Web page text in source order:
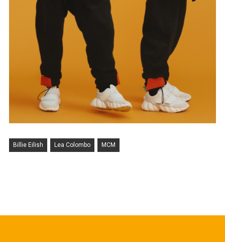
Billie Eilish Lea Colombo MCM